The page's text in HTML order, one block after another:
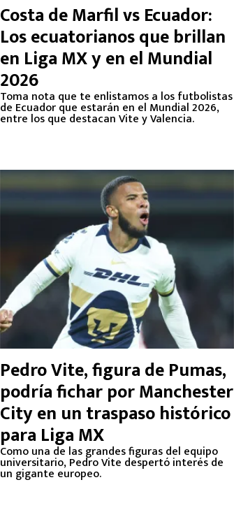
Costa de Marfil vs Ecuador:
Los ecuatorianos que brillan
en Liga MX y en el Mundial
2026
Toma nota que te enlistamos a los futbolistas
de Ecuador que estarán en el Mundial 2026,
entre los que destacan Vite y Valencia.
Pedro Vite, figura de Pumas,
podría fichar por Manchester
City en un traspaso histórico
para Liga MX
Como una de las grandes figuras del equipo
universitario, Pedro Vite despertó interés de
un gigante europeo.